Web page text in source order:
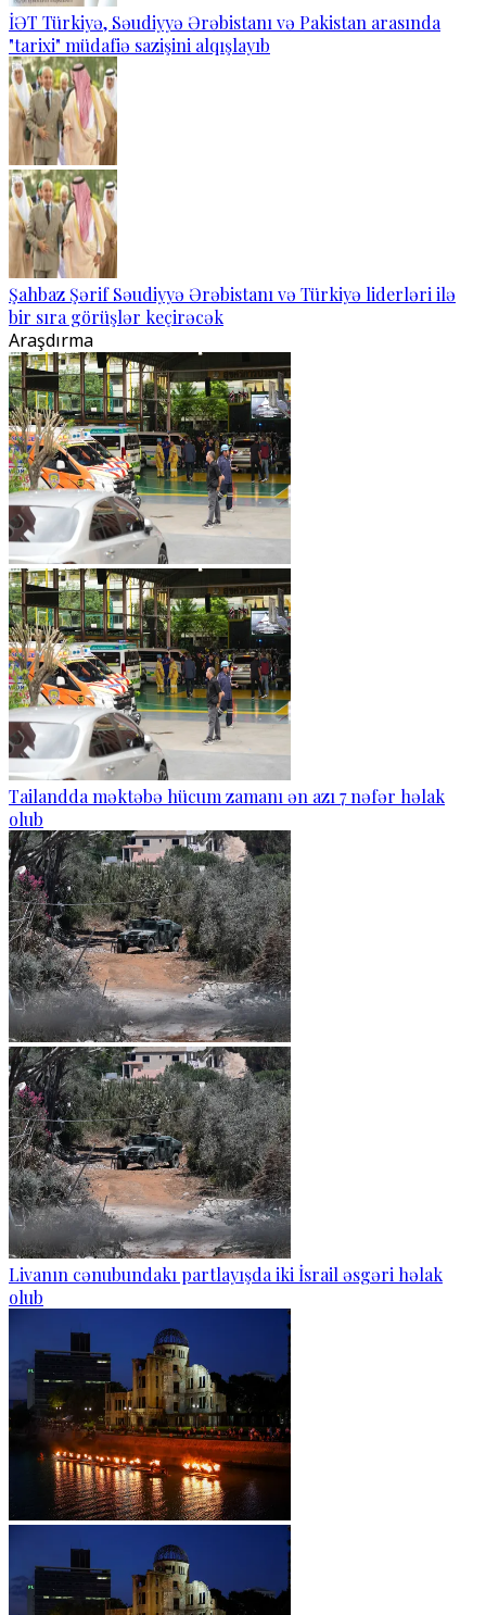
İƏT Türkiyə, Səudiyyə Ərəbistanı və Pakistan arasında
"tarixi" müdafiə sazişini alqışlayıb
Şahbaz Şərif Səudiyyə Ərəbistanı və Türkiyə liderləri ilə
bir sıra görüşlər keçirəcək
Araşdırma
Tailandda məktəbə hücum zamanı ən azı 7 nəfər həlak
olub
Livanın cənubundakı partlayışda iki İsrail əsgəri həlak
olub